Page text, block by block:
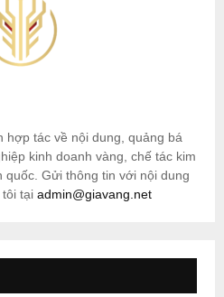
hợp tác về nội dung, quảng bá
kinh doanh vàng, chế tác kim
quốc. Gửi thông tin với nội dung
tại admin@giavang.net